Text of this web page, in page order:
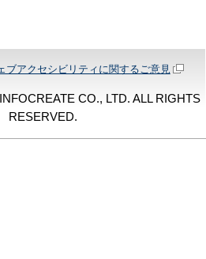
ブアクセシビリティに関するご意見
CO., LTD. ALL RIGHTS
RESERVED.